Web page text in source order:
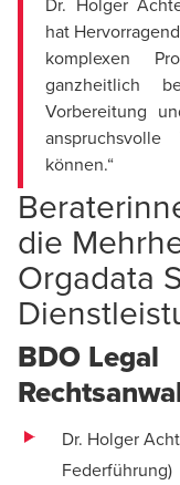
hat
komplexen
ganzheitlich
Vorbereitung
können.“
die
Orgadata
BDO Legal
Dr. Holger
Federführung)